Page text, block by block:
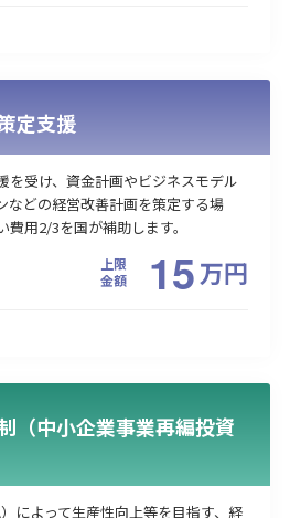
検索
定支援
を受け、資金計画やビジネスモデル
などの経営改善計画を策定する場
用2/3を国が補助します。
上限
金額
15万円
（中小企業事業再編投資
によって生産性向上等を目指す、経